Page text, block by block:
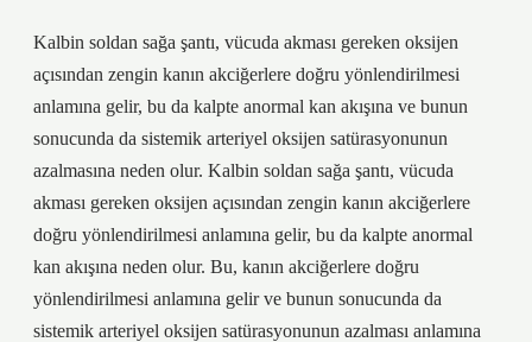
Kalbin soldan sağa şantı, vücuda akması gereken oksijen
açısından zengin kanın akciğerlere doğru yönlendirilmesi
anlamına gelir, bu da kalpte anormal kan akışına ve bunun
sonucunda da sistemik arteriyel oksijen satürasyonunun
azalmasına neden olur. Kalbin soldan sağa şantı, vücuda
akması gereken oksijen açısından zengin kanın akciğerlere
doğru yönlendirilmesi anlamına gelir, bu da kalpte anormal
kan akışına neden olur. Bu, kanın akciğerlere doğru
yönlendirilmesi anlamına gelir ve bunun sonucunda da
sistemik arteriyel oksijen satürasyonunun azalması anlamına